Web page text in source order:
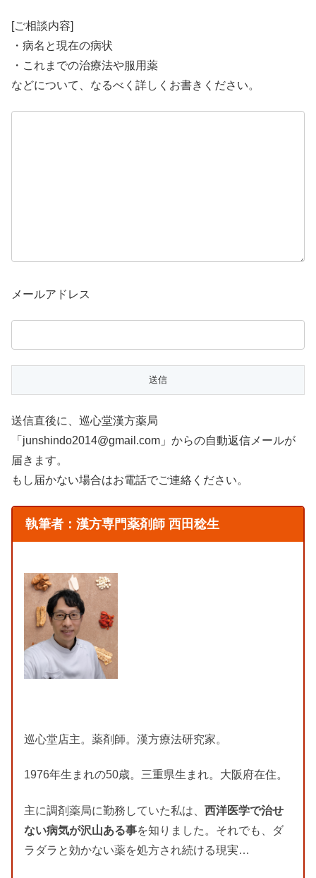
[ご相談内容]
・病名と現在の病状
・これまでの治療法や服用薬
などについて、なるべく詳しくお書きください。
メールアドレス
送信直後に、巡心堂漢方薬局
「junshindo2014@gmail.com」からの自動返信メールが
届きます。
もし届かない場合はお電話でご連絡ください。
執筆者：漢方専門薬剤師 西田稔生
巡心堂店主。薬剤師。漢方療法研究家。
1976年生まれの50歳。三重県生まれ。大阪府在住。
主に調剤薬局に勤務していた私は、 西洋医学で治せ
ない病気が沢山ある事を知りました。それでも、ダ
ラダラと効かない薬を処方され続ける現実…